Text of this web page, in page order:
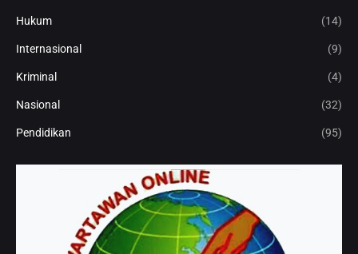
Hukum (14)
Internasional (9)
Kriminal (4)
Nasional (32)
Pendidikan (95)